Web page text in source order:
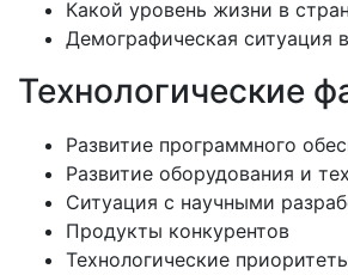
Какой уровень жизни в
Демографическая ситуация
Технологические
Развитие программного
Развитие оборудования и
Ситуация с научными
Продукты конкурентов
Технологические